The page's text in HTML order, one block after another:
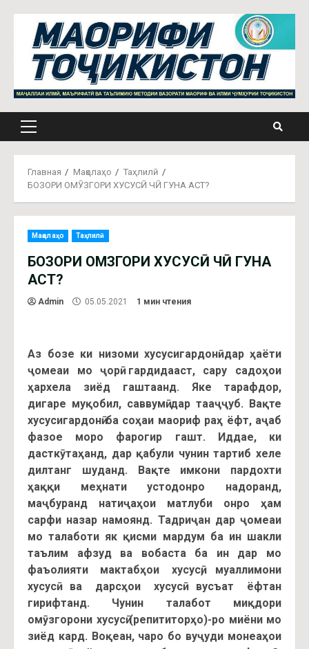
Главная Мақолаҳо
Таҳлилӣ
БОЗОРИ ОМӮЗГОРИ ХУСУСӢ ЧӢ ГУНА АСТ?
Мақолаҳо Таҳлилӣ
БОЗОРИ ОМӮЗГОРИ ХУСУСӢ ЧӢ ГУНА
АСТ?
Admin 05.05.2021 1 мин чтения
Аз бозе ки низоми хусусигардонӣ дар ҳаёти
ҷомеаи мо ҷорӣ гардидааст, сару садоҳои
ҳархела зиёд гаштаанд. Яке тарафдор,
дигаре муқобил, саввумӣ дар тааҷҷуб. Вақте
хусусигардонӣ ба соҳаи маориф раҳ ёфт, аҷаб
фазое моро фарогир гашт. Иддае, ки
дасткӯтаҳанд, дар қабули чунин тартиб хеле
дилтанг шуданд. Вақте имкони пардохти
ҳаққи меҳнати устодонро надоранд,
маҷбуранд натиҷаҳои матлуби онро ҳам
сарфи назар намоянд. Тадриҷан дар ҷомеаи
мо талаботи як қисми мардум ба ин шакли
таълим афзуд ва вобаста ба ин дар мо
фаъолияти мактабҳои хусусӣ, муаллимони
хусусӣ ва дарсҳои хусусӣ вусъат ёфтан
гирифтанд. Чунин талабот миқдори
омӯзгорони хусусӣ (репититорҳо)-ро миёни мо
зиёд кард. Воқеан, чаро бо вуҷуди монеаҳои